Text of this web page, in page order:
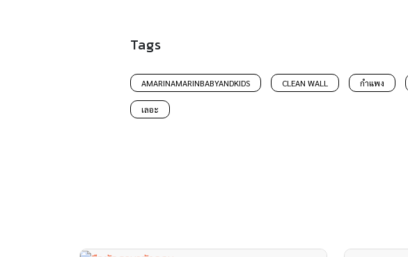
Tags
AMARINAMARINBABYANDKIDS CLEAN WALL กำแพง
เลอะ